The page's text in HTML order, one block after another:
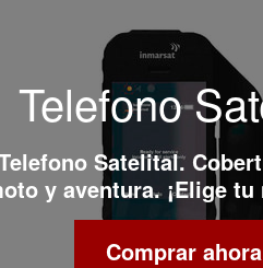
Telefono
Satelital.
y aventura. ¡Elige
Comprar ahora